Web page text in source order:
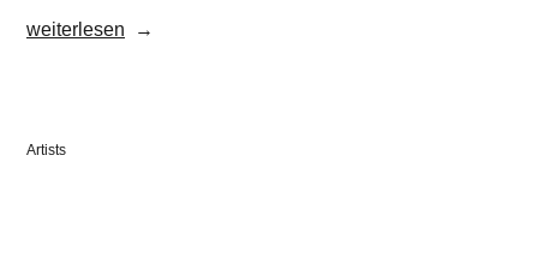
„Tomislav
weiterlesen
Veröffentlicht
Artists